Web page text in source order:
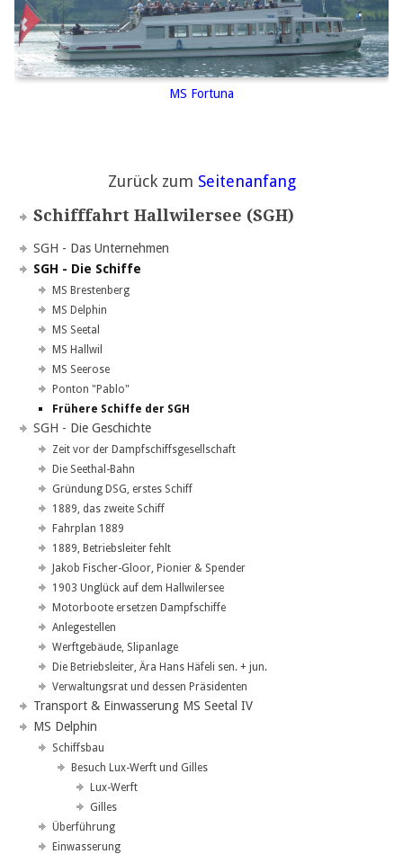
MS Fortuna
Zurück zum Seitenanfang
Navigation
Schifffahrt Hallwilersee (SGH)
Navigation
überspringen
SGH - Das Unternehmen
SGH - Die Schiffe
MS Brestenberg
MS Delphin
MS Seetal
MS Hallwil
MS Seerose
Ponton "Pablo"
Frühere Schiffe der SGH
SGH - Die Geschichte
Zeit vor der Dampfschiffsgesellschaft
Die Seethal-Bahn
Gründung DSG, erstes Schiff
1889, das zweite Schiff
Fahrplan 1889
1889, Betriebsleiter fehlt
Jakob Fischer-Gloor, Pionier & Spender
1903 Unglück auf dem Hallwilersee
Motorboote ersetzen Dampfschiffe
Anlegestellen
Werftgebäude, Slipanlage
Die Betriebsleiter, Ära Hans Häfeli sen. + jun.
Verwaltungsrat und dessen Präsidenten
Transport & Einwasserung MS Seetal IV
MS Delphin
Schiffsbau
Besuch Lux-Werft und Gilles
Lux-Werft
Gilles
Überführung
Einwasserung